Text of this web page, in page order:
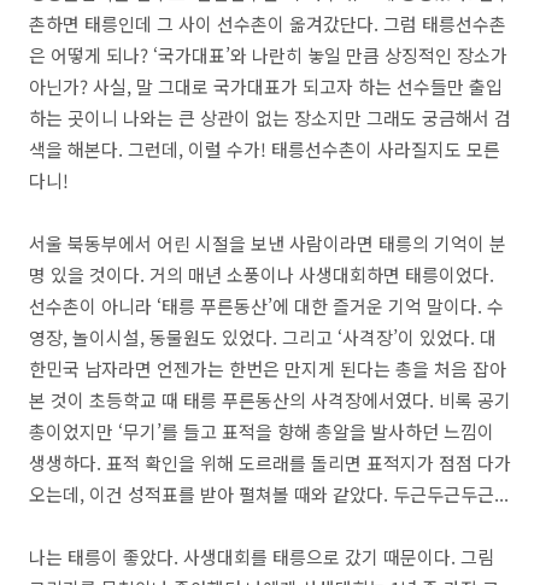
촌하면 태릉인데 그 사이 선수촌이 옮겨갔단다. 그럼 태릉선수촌
은 어떻게 되나? ‘국가대표’와 나란히 놓일 만큼 상징적인 장소가
아닌가? 사실, 말 그대로 국가대표가 되고자 하는 선수들만 출입
하는 곳이니 나와는 큰 상관이 없는 장소지만 그래도 궁금해서 검
색을 해본다. 그런데, 이럴 수가! 태릉선수촌이 사라질지도 모른
다니!
서울 북동부에서 어린 시절을 보낸 사람이라면 태릉의 기억이 분
명 있을 것이다. 거의 매년 소풍이나 사생대회하면 태릉이었다.
선수촌이 아니라 ‘태릉 푸른동산’에 대한 즐거운 기억 말이다. 수
영장, 놀이시설, 동물원도 있었다. 그리고 ‘사격장’이 있었다. 대
한민국 남자라면 언젠가는 한번은 만지게 된다는 총을 처음 잡아
본 것이 초등학교 때 태릉 푸른동산의 사격장에서였다. 비록 공기
총이었지만 ‘무기’를 들고 표적을 향해 총알을 발사하던 느낌이
생생하다. 표적 확인을 위해 도르래를 돌리면 표적지가 점점 다가
오는데, 이건 성적표를 받아 펼쳐볼 때와 같았다. 두근두근두근...
나는 태릉이 좋았다. 사생대회를 태릉으로 갔기 때문이다. 그림